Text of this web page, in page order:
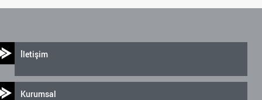
İletişim
Kurumsal